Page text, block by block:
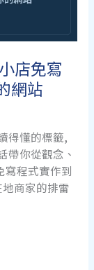
店免寫
網站
得懂的標籤,
帶你從觀念、
寫程式實作到
商家的排雷